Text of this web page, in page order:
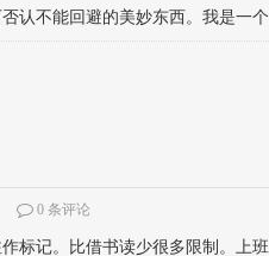
认不能回避的美妙东西。我是一
0 条评论
标记。比借书读少很多限制。上